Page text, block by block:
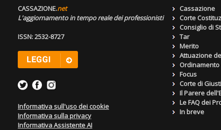
CASSAZIONE.net
L'aggiornamento in tempo reale dei professionisti
ISSN: 2532-8727
Informativa sull'uso dei cookie
Informativa sulla privacy
Informativa Assistente AI
Cassazione
Corte
Consiglio di
Tar
Merito
Attuazione
Focus
Corte di
Il Parere
Le FAQ dei
In breve